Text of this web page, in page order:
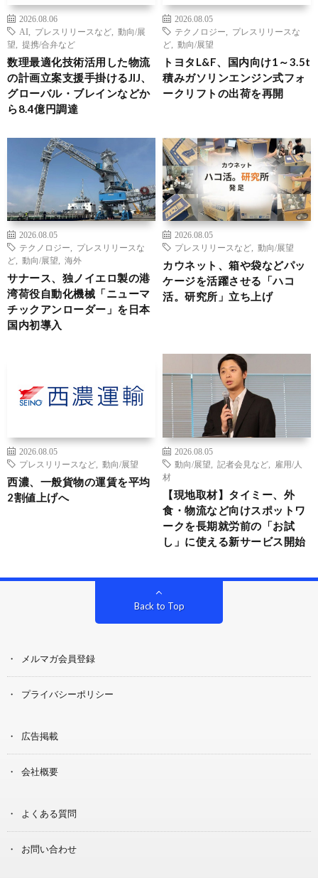
2026.08.06
AI
プレスリリースなど
動向/展
望
提携/合弁など
数理最適化技術活用した物流
の計画立案支援手掛けるJIJ、
グローバル・ブレインなどか
ら8.4億円調達
2026.08.05
テクノロジー
プレスリリースな
ど
動向/展望
トヨタL&F、国内向け1～3.5t
積みガソリンエンジン式フォ
ークリフトの出荷を再開
2026.08.05
テクノロジー
プレスリリースな
ど
動向/展望 海外
サナース、独ノイエロ製の港
湾荷役自動化機械「ニューマ
チックアンローダー」を日本
国内初導入
2026.08.05
プレスリリースなど
動向/展望
カウネット、箱や袋などパッ
ケージを活躍させる「ハコ
活。研究所」立ち上げ
2026.08.05
プレスリリースなど
動向/展望
西濃、一般貨物の運賃を平均
2割値上げへ
2026.08.05
動向/展望
記者会見など
雇用/人
材
【現地取材】タイミー、外
食・物流など向けスポットワ
ークを長期就労前の「お試
し」に使える新サービス開始
Back to Top
メルマガ会員登録
プライバシーポリシー
広告掲載
会社概要
よくある質問
お問い合わせ